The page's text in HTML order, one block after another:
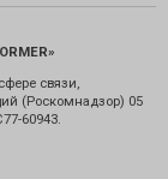
связи,
(Роскомнадзор) 05
60943.